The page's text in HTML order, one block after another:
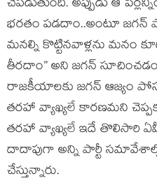
చేపడుతుంది. అప్పుడు ఆ
భరతం పడదాం..అంటూ జగన్
మనల్ని కొట్టినవాళ్లను మనం
తీరదాం” అని జగన్
రాజకీయాలకు జగన్ ఆజ్యం
తరహా వ్యాఖ్యలే కారణమని
తరహా వ్యాఖ్యలే ఇదే తొలిసారి ఏమీ
దాదాపుగా అన్ని పార్టీ
చేస్తున్నారు.